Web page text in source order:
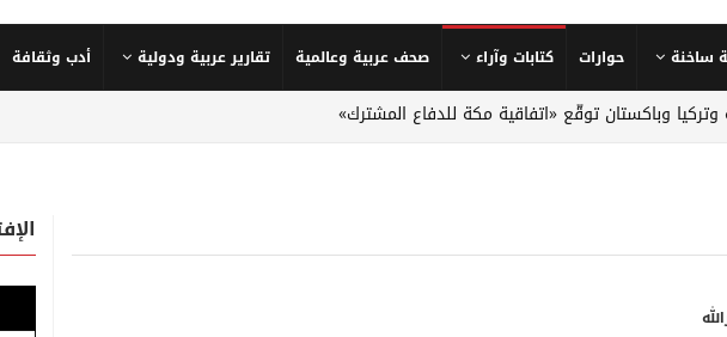
ساخنة حوارات كتابات وآراء صحف عربية وعالمية تقارير عربية ودولية أدب وثقافة
وباكستان توقّع «اتفاقية مكة للدفاع المشترك»